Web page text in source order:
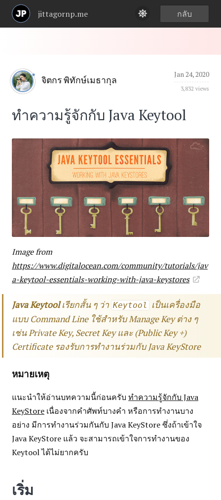
jittagornp.me กลับ
จิตกร พิทักษ์เมธากุล
3,832 views
Jan 24, 2020
ทำความรู้จักกับ Java Keytool
Image from
https://www.digitalocean.com/community/tutorials/jav
a-keytool-essentials-working-with-java-keystores
Java Keytoolเรียกสั้น ๆ ว่า Keytool
เป็นเครื่องมือ
แบบ Command Line ใช้สำหรับ Manage Key ต่าง ๆ
เช่น Private Key, Secret Key และ (Public Key +)
Certificate รองรับการทำงานร่วมกับ Java KeyStore
หมายเหตุ
แนะนำให้อ่านบทความนี้ก่อนครับ ทำความรู้จักกับ Java
KeyStore เนื่องจากคำศัพท์บางคำ หรือการทำงานบาง
อย่าง มีการทำงานร่วมกันกับ Java KeyStore ซึ่งถ้าเข้าใจ
Java KeyStore แล้ว จะสามารถเข้าใจการทำงานของ
Keytool ได้ไม่ยากครับ
เริ่ม